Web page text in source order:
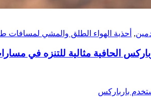
, أحذية الهواء الطلق والمشي لمسافات
الحافية مثالية للتنزه في
بارباركس